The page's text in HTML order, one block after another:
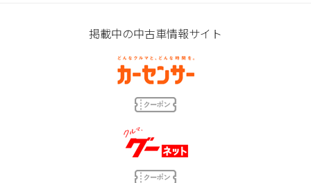
掲載中の中古車情報サイト